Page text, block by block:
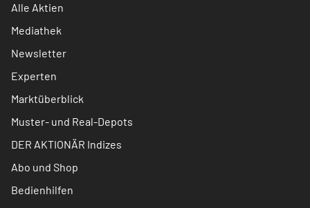
Alle Aktien
Mediathek
Newsletter
Experten
Marktüberblick
Muster- und Real-Depots
DER AKTIONÄR Indizes
Abo und Shop
Bedienhilfen